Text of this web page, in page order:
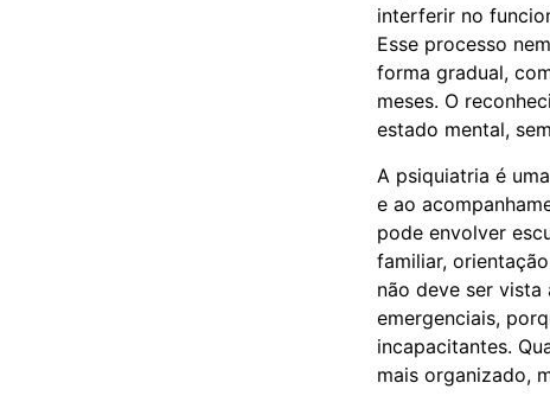
interferir no
Esse processo
forma gradual,
meses. O
estado mental,
A psiquiatria é
e ao
pode envolver
familiar,
não deve ser
emergenciais,
incapacitantes.
mais organizado,